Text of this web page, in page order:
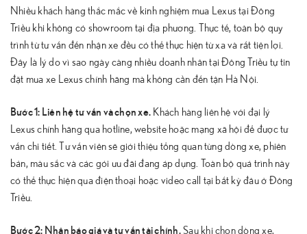
Nhiều khách hàng thắc mắc về kinh nghiệm mua Lexus tại Đông
Triều khi không có showroom tại địa phương. Thực tế, toàn bộ quy
trình từ tư vấn đến nhận xe đều có thể thực hiện từ xa và rất tiện lợi.
Đây là lý do vì sao ngày càng nhiều doanh nhân tại Đông Triều tự tin
đặt mua xe Lexus chính hãng mà không cần đến tận Hà Nội.
Bước 1: Liên hệ tư vấn và chọn xe. Khách hàng liên hệ với đại lý
Lexus chính hãng qua hotline, website hoặc mạng xã hội để được tư
vấn chi tiết. Tư vấn viên sẽ giới thiệu tổng quan từng dòng xe, phiên
bản, màu sắc và các gói ưu đãi đang áp dụng. Toàn bộ quá trình này
có thể thực hiện qua điện thoại hoặc video call tại bất kỳ đâu ở Đông
Triều.
Bước 2: Nhận báo giá và tư vấn tài chính. Sau khi chọn dòng xe,